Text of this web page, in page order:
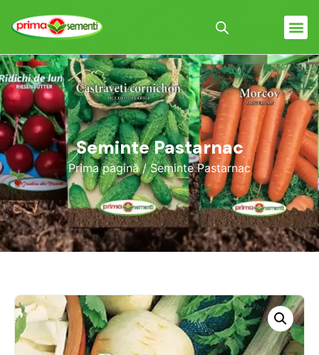
Seminte Pastarnac
Prima pagină/ Seminte Pastarnac